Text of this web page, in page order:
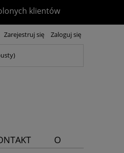
klientów
Zarejestruj się Zaloguj się
O